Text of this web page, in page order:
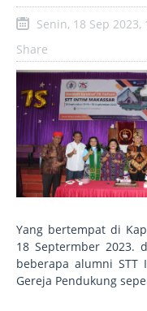
Senin, 18 Sep 2023,
Share
Yang bertempat di
18 Septermber 2023.
beberapa alumni STT
Gereja Pendukung